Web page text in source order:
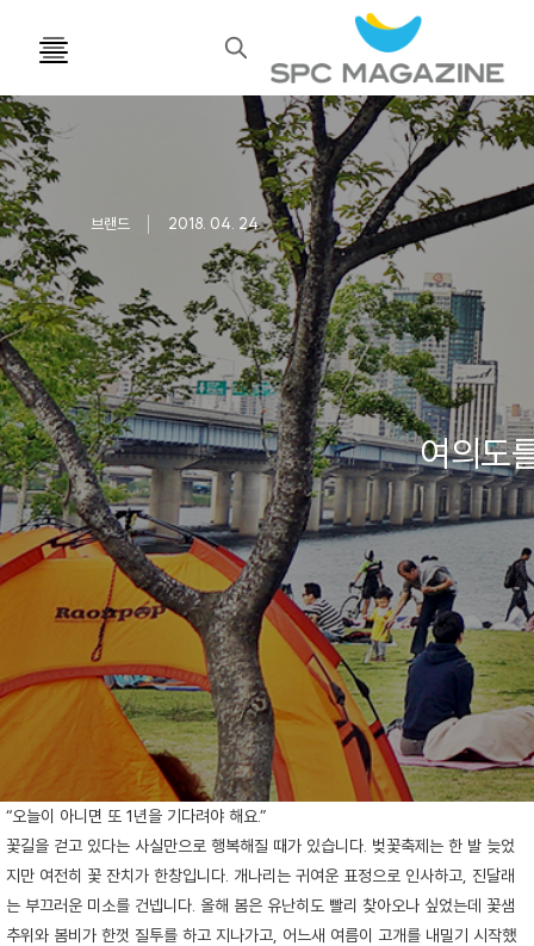
검
브랜드 2018. 04. 24
여의도
“오늘이 아니면 또 1년을 기다려야 해요.”
꽃길을 걷고 있다는 사실만으로 행복해질 때가 있습니다. 벚꽃축제는 한 발 늦었
지만 여전히 꽃 잔치가 한창입니다. 개나리는 귀여운 표정으로 인사하고, 진달래
는 부끄러운 미소를 건넵니다. 올해 봄은 유난히도 빨리 찾아오나 싶었는데 꽃샘
추위와 봄비가 한껏 질투를 하고 지나가고, 어느새 여름이 고개를 내밀기 시작했